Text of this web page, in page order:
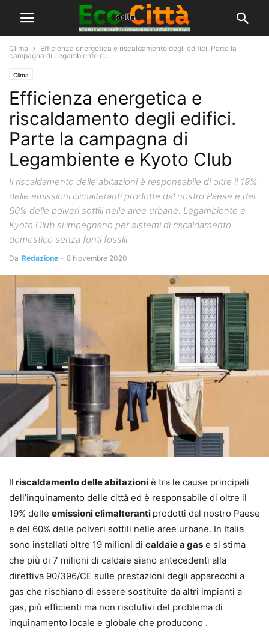
Clima
Efficienza energetica e riscaldamento degli edifici. Parte la
campagna di Legambiente e...
Clima
Efficienza energetica e
riscaldamento degli edifici.
Parte la campagna di
Legambiente e Kyoto Club
Il riscaldamento delle abitazioni è responsabile di oltre il 19%
delle emissioni climalteranti prodotte dal nostro Paese e del
60% delle polveri sottili nelle aree urbane. Legambiente e
Kyoto Club si impegnano per sistemi di riscaldamento
domestico senza fonti fossili
Da Redazione - 8 Novembre 2020
Il riscaldamento delle abitazioni è tra le cause principali
dell’inquinamento delle città ed è responsabile di oltre il
19% delle emissioni climalteranti prodotti dal nostro Paese
e del 60% delle polveri sottili nelle aree urbane. In Italia
sono installati oltre 19 milioni di caldaie a gas e si stima
che più di 7 milioni di caldaie siano antecedenti alla
direttiva 90/396/CE sulle prestazioni degli apparecchi a
gas che rischiano di essere sostituite da altri impianti a
gas, più efficienti ma non risolutivi del problema di
inquinamento locale e globale che producono .